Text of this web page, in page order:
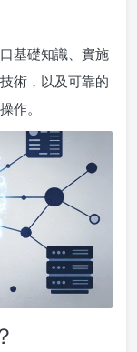
基礎知識、實施
術，以及可靠的
作。